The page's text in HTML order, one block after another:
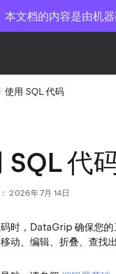
本文档的内容是由机
使用 SQL 代码
SQL 代
2026年 7月 14日
时，DataGrip 确保您
动、编辑、折叠、查找